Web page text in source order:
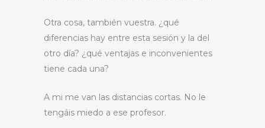
Otra cosa, también vuestra. ¿qué
diferencias hay entre esta sesión y la del
otro día? ¿qué ventajas e inconvenientes
tiene cada una?
A mi me van las distancias cortas. No le
tengáis miedo a ese profesor.